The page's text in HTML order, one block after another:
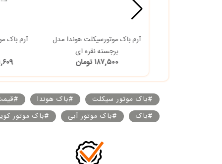
آرم باک موتورسیکلت هوندا مدل
برجسته نقره ای
۱۸۷,۵۰۰ تومان
آرم باک
#باک موتور سیکلت #باک هوندا
#باک
#باک موتور آبی #باک موتور